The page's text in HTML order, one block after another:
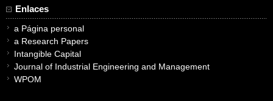
Enlaces
a Página personal
a Research Papers
Intangible Capital
Journal of Industrial Engineering and Management
WPOM